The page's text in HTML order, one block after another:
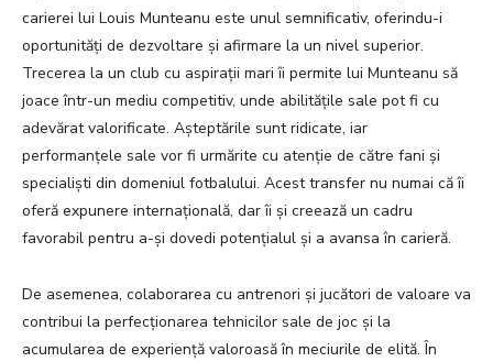
carierei lui Louis Munteanu este unul semnificativ, oferindu-i
oportunități de dezvoltare și afirmare la un nivel superior.
Trecerea la un club cu aspirații mari îi permite lui Munteanu să
joace într-un mediu competitiv, unde abilitățile sale pot fi cu
adevărat valorificate. Așteptările sunt ridicate, iar
performanțele sale vor fi urmărite cu atenție de către fani și
specialiști din domeniul fotbalului. Acest transfer nu numai că îi
oferă expunere internațională, dar îi și creează un cadru
favorabil pentru a-și dovedi potențialul și a avansa în carieră.
De asemenea, colaborarea cu antrenori și jucători de valoare va
contribui la perfecționarea tehnicilor sale de joc și la
acumularea de experiență valoroasă în meciurile de elită. În